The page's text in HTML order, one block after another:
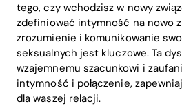
tego, czy wchodzisz w nowy
zdefiniować intymność na nowo
zrozumienie i komunikowanie
seksualnych jest kluczowe. Ta
wzajemnemu szacunkowi i
intymność i połączenie,
dla waszej relacji.